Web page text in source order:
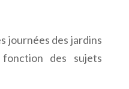
journées des jardins
des sujets